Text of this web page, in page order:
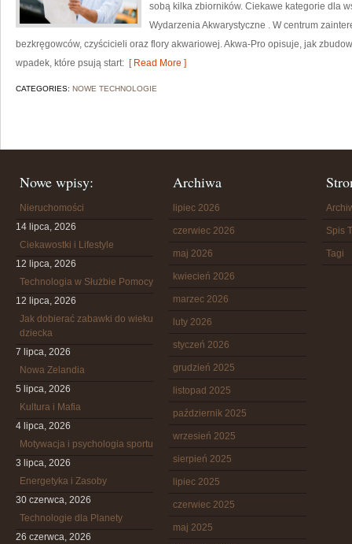
sobą kilka zbiorników. Ciekawe kategorie dla
Wydarzenia Akwarystyczne . W centrum
bezkręgowców, czyścicieli oraz flory akwariowej. Akwa-Pro opisuje, jak
wpadek, które psują start: [ Read More ]
CATEGORIES: NOWE TECHNOLOGIE
Nowe wpisy:
Nieruchomości
14 lipca, 2026
Ciekawostki i Lifestyle
12 lipca, 2026
Technologia w Służbie Pomocy
12 lipca, 2026
Jak dobierać zabawki do wieku
dziecka
7 lipca, 2026
Nowa Zelandia
5 lipca, 2026
Kultura i Mafia
4 lipca, 2026
Motywacja i psychologia sportu
3 lipca, 2026
Energetyka i Zasoby
30 czerwca, 2026
Technologie dla Planety
26 czerwca, 2026
Archiwa
lipiec 2026
czerwiec 2026
maj 2026
kwiecień 2026
marzec 2026
luty 2026
styczeń 2026
grudzień 2025
listopad 2025
październik 2025
wrzesień 2025
sierpień 2025
lipiec 2025
czerwiec 2025
maj 2025
Spis
Tagi